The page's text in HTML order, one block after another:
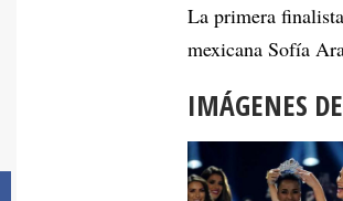
La primera
mexicana Sofía
IMÁGENES